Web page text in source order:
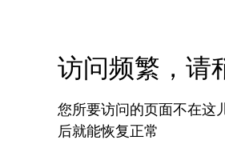
访问频繁，请
您所要访问的页面不在这
后就能恢复正常